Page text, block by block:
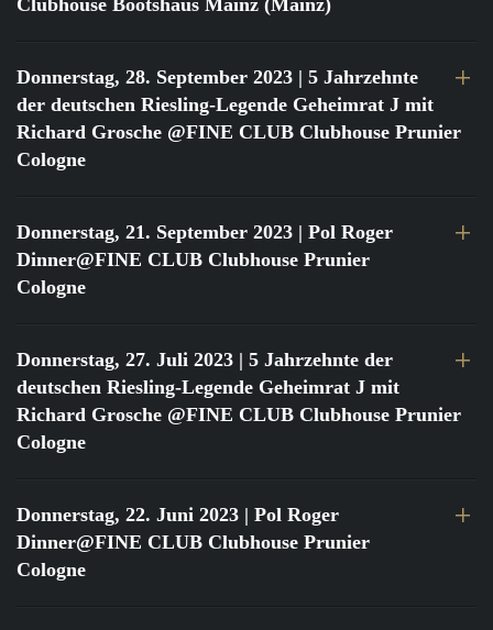
Clubhouse Bootshaus Mainz (Mainz)
Donnerstag, 28. September 2023 | 5 Jahrzehnte
der deutschen Riesling-Legende Geheimrat J mit
Richard Grosche @FINE CLUB Clubhouse Prunier
Cologne
Donnerstag, 21. September 2023 | Pol Roger
Dinner@FINE CLUB Clubhouse Prunier
Cologne
Donnerstag, 27. Juli 2023 | 5 Jahrzehnte der
deutschen Riesling-Legende Geheimrat J mit
Richard Grosche @FINE CLUB Clubhouse Prunier
Cologne
Donnerstag, 22. Juni 2023 | Pol Roger
Dinner@FINE CLUB Clubhouse Prunier
Cologne